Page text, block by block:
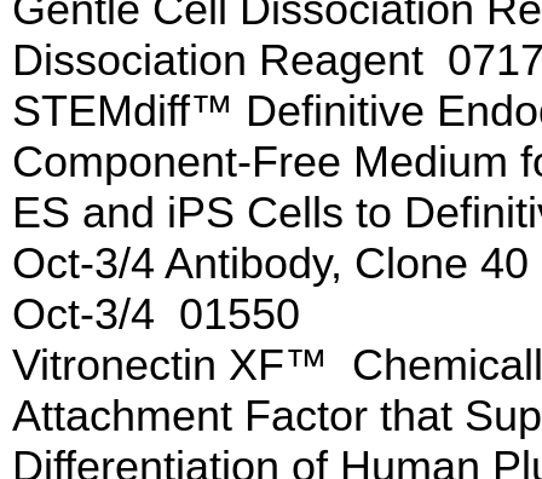
Dissociation Reagent
STEMdiff™ Definitive
Component-Free Medium
ES and iPS Cells to
Oct-3/4 Antibody, Clone
Oct-3/4 01550
Vitronectin XF™
Attachment Factor that
Differentiation of Human